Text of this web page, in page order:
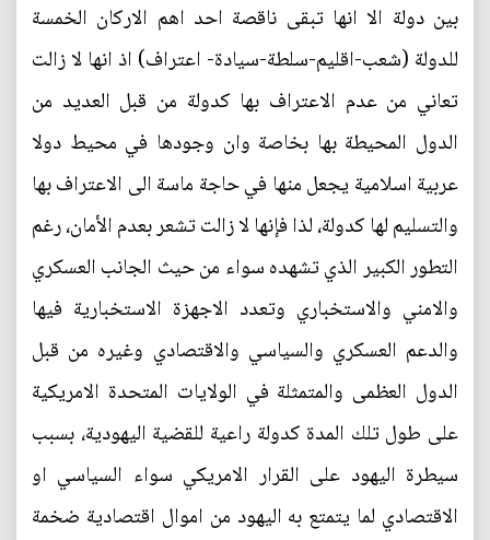
بين دولة الا انها تبقى ناقصة احد اهم الاركان الخمسة
للدولة (شعب-اقليم-سلطة-سيادة- اعتراف) اذ انها لا زالت
تعاني من عدم الاعتراف بها كدولة من قبل العديد من
الدول المحيطة بها بخاصة وان وجودها في محيط دولا
عربية اسلامية يجعل منها في حاجة ماسة الى الاعتراف بها
والتسليم لها كدولة، لذا فإنها لا زالت تشعر بعدم الأمان، رغم
التطور الكبير الذي تشهده سواء من حيث الجانب العسكري
والامني والاستخباري وتعدد الاجهزة الاستخبارية فيها
والدعم العسكري والسياسي والاقتصادي وغيره من قبل
الدول العظمى والمتمثلة في الولايات المتحدة الامريكية
على طول تلك المدة كدولة راعية للقضية اليهودية، بسبب
سيطرة اليهود على القرار الامريكي سواء السياسي او
الاقتصادي لما يتمتع به اليهود من اموال اقتصادية ضخمة